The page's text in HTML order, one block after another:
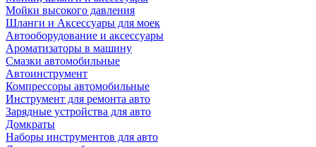
Мойки высокого давления
Шланги и Аксессуары для моек
Автооборудование и аксессуары
Ароматизаторы в машину
Смазки автомобильные
Автоинструмент
Компрессоры автомобильные
Инструмент для ремонта авто
Зарядные устройства для авто
Домкраты
Наборы инструментов для авто